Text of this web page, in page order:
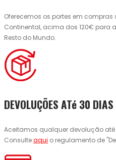
Oferecemos os portes em
Continental, acima dos 120€ para
Resto do Mundo.
DEVOLUÇÕES ATé 30 DIAS
Aceitamos qualquer devolução
Consulteaqui o regulamento de